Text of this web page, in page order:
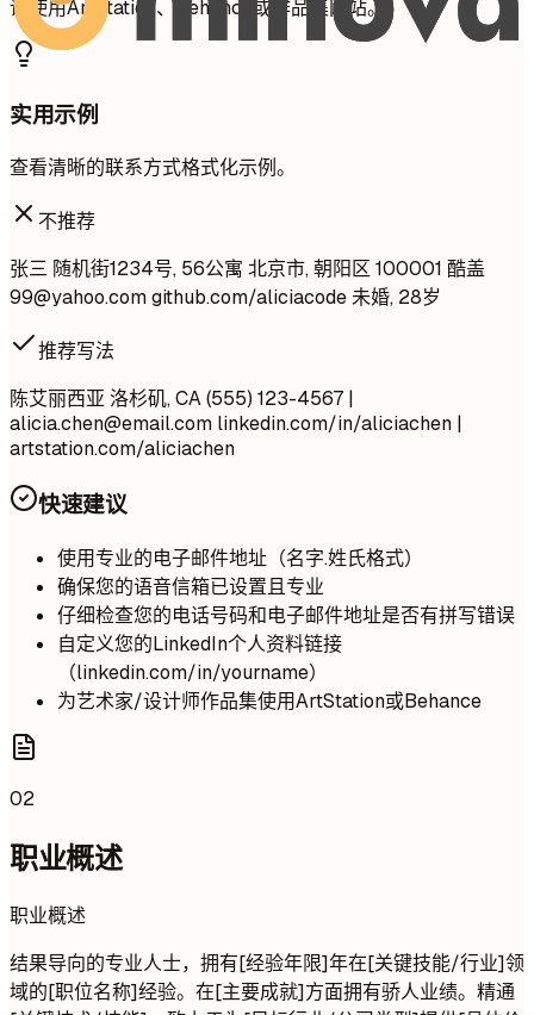
请使用ArtStation、Behance或作品集网站。
实用示例
查看清晰的联系方式格式化示例。
不推荐
张三 随机街1234号, 56公寓 北京市, 朝阳区 100001 酷盖
99@yahoo.comgithub.com/aliciacode 未婚, 28岁
推荐写法
陈艾丽西亚 洛杉矶, CA (555) 123-4567 |
alicia.chen@email.com linkedin.com/in/aliciachen |
artstation.com/aliciachen
快速建议
使用专业的电子邮件地址（名字.姓氏格式）
确保您的语音信箱已设置且专业
仔细检查您的电话号码和电子邮件地址是否有拼写错误
自定义您的LinkedIn个人资料链接
（linkedin.com/in/yourname）
为艺术家/设计师作品集使用ArtStation或Behance
02
职业概述
职业概述
结果导向的专业人士，拥有[经验年限]年在[关键技能/行业]领
域的[职位名称]经验。在[主要成就]方面拥有骄人业绩。精通